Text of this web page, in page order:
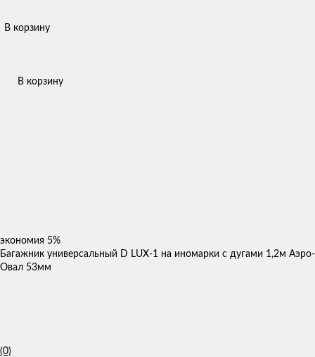
В корзину
В корзину
экономия 5%
Багажник универсальный D LUX-1 на иномарки с дугами 1,2м Аэро-
Овал 53мм
(0)